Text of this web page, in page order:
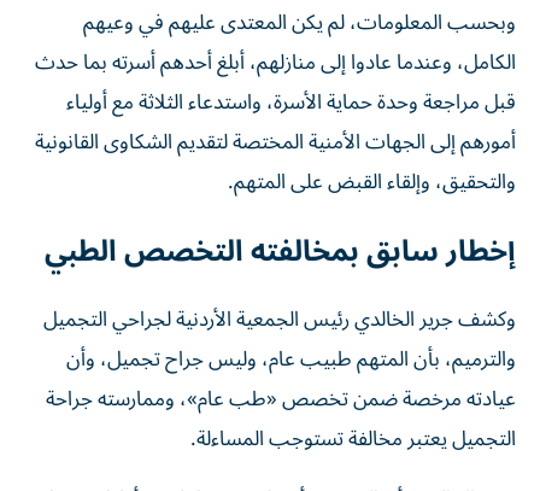
وبحسب المعلومات، لم يكن المعتدى عليهم في وعيهم
الكامل، وعندما عادوا إلى منازلهم، أبلغ أحدهم أسرته بما حدث
قبل مراجعة وحدة حماية الأسرة، واستدعاء الثلاثة مع أولياء
أمورهم إلى الجهات الأمنية المختصة لتقديم الشكاوى القانونية
والتحقيق، وإلقاء القبض على المتهم.
إخطار سابق بمخالفته التخصص الطبي
وكشف جرير الخالدي رئيس الجمعية الأردنية لجراحي التجميل
والترميم، بأن المتهم طبيب عام، وليس جراح تجميل، وأن
عيادته مرخصة ضمن تخصص «طب عام»، وممارسته جراحة
التجميل يعتبر مخالفة تستوجب المساءلة.